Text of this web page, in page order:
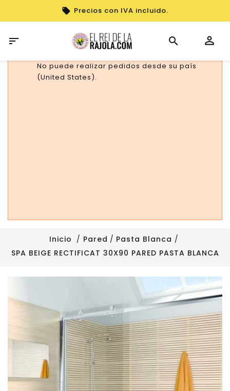
Precios con IVA incluido.

No puede realizar pedidos desde su país
(United States).
Inicio Pared
Pasta Blanca
SPA BEIGE RECTIFICAT 30X90 PARED PASTA BLANCA